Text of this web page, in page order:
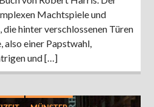
Machtspiele und
hinter verschlossenen Türen
also einer Papstwahl,
und […]